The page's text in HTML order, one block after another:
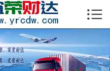
 首页
公司简介
物流新闻
